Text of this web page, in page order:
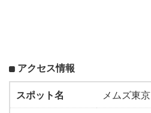
アクセス情報
スポット名
メムズ東京